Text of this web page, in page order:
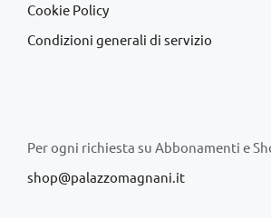
Cookie Policy
Condizioni generali di servizio
Per ogni richiesta su Abbonamenti e
shop@palazzomagnani.it